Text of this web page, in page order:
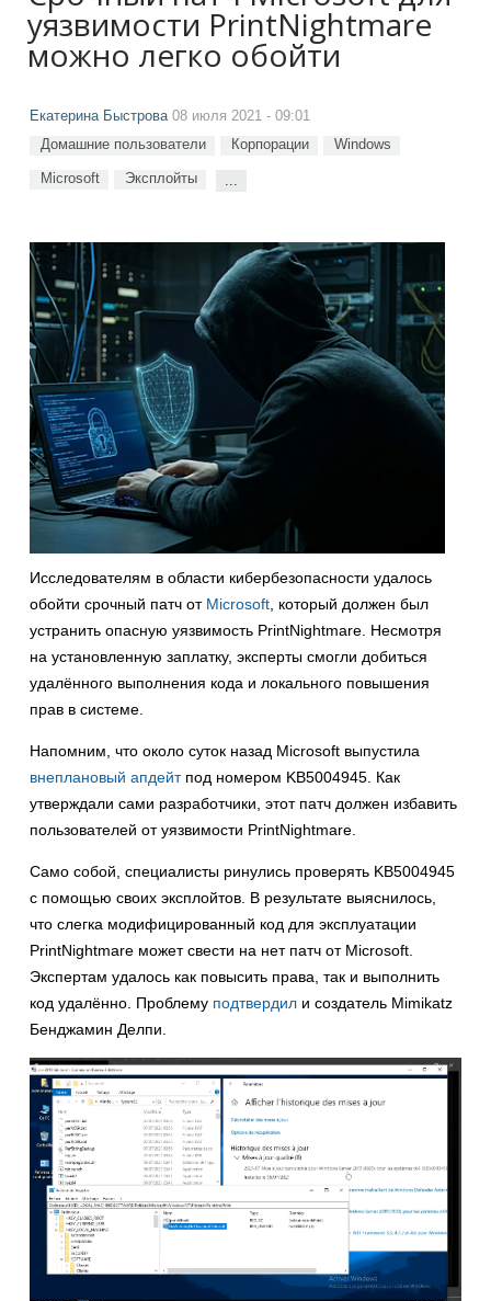
уязвимости PrintNightmare
можно легко обойти
Екатерина Быстрова08 июля 2021 - 09:01
Домашние пользователи Корпорации Windows
Microsoft Эксплойты ...
Исследователям в области кибербезопасности удалось
обойти срочный патч от Microsoft, который должен был
устранить опасную уязвимость PrintNightmare. Несмотря
на установленную заплатку, эксперты смогли добиться
удалённого выполнения кода и локального повышения
прав в системе.
Напомним, что около суток назад Microsoft выпустила
внеплановый апдейтпод номером KB5004945. Как
утверждали сами разработчики, этот патч должен избавить
пользователей от уязвимости PrintNightmare.
Само собой, специалисты ринулись проверять KB5004945
с помощью своих эксплойтов. В результате выяснилось,
что слегка модифицированный код для эксплуатации
PrintNightmare может свести на нет патч от Microsoft.
Экспертам удалось как повысить права, так и выполнить
код удалённо. Проблему подтвердил и создатель Mimikatz
Бенджамин Делпи.